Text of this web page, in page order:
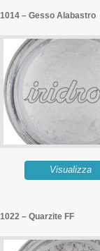
1014 – Gesso Alabastro
Visualizza
1022 – Quarzite FF